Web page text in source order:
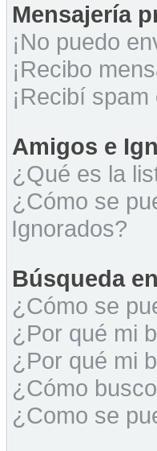
Mensajería
¡No puedo
¡Recibo
¡Recibí
Amigos e
¿Qué es la
¿Cómo se
Ignorados?
Búsqueda
¿Cómo se
¿Por qué mi
¿Por qué mi
¿Cómo
¿Como se